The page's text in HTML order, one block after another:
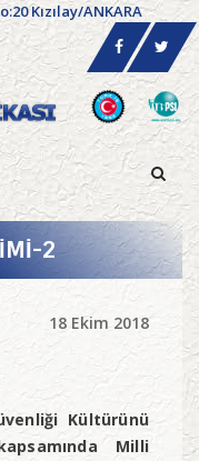
Kızılay/ANKARA
2
18 Ekim 2018
Kültürünü
Milli